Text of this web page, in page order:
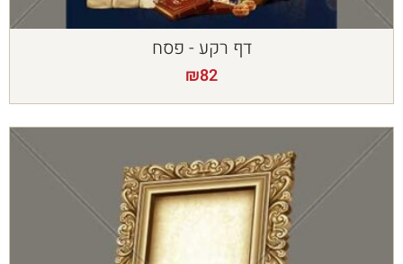
דף רקע - פסח
₪82